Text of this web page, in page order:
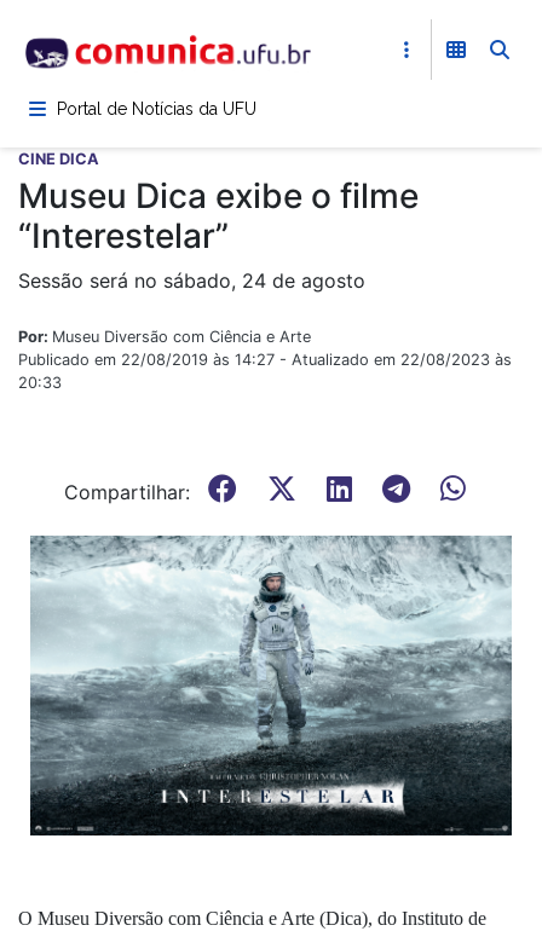
para
conteúdoPortal de Notícias da UFU
CINE DICA
Museu Dica exibe o filme
“Interestelar”
Sessão será no sábado, 24 de agosto
Por: Museu Diversão com Ciência e Arte
Publicado em 22/08/2019 às 14:27 - Atualizado em 22/08/2023 às
20:33
Compartilhar:
O Museu Diversão com Ciência e Arte (Dica), do Instituto de